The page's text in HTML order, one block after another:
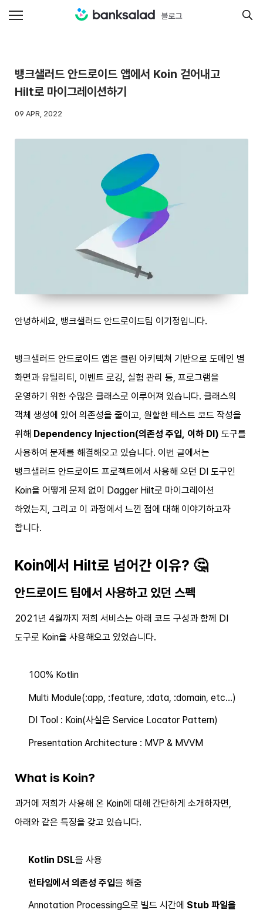
뱅크샐러드 안드로이드 앱에서 Koin 걷어내고
Hilt로 마이그레이션하기
09 APR, 2022
안녕하세요, 뱅크샐러드 안드로이드팀 이기정입니다.
뱅크샐러드 안드로이드 앱은 클린 아키텍쳐 기반으로 도메인 별
화면과 유틸리티, 이벤트 로깅, 실험 관리 등, 프로그램을
운영하기 위한 수많은 클래스로 이루어져 있습니다. 클래스의
객체 생성에 있어 의존성을 줄이고, 원할한 테스트 코드 작성을
위해 Dependency Injection(의존성 주입, 이하 DI) 도구를
사용하여 문제를 해결해오고 있습니다. 이번 글에서는
뱅크샐러드 안드로이드 프로젝트에서 사용해 오던 DI 도구인
Koin을 어떻게 문제 없이 Dagger Hilt로 마이그레이션
하였는지, 그리고 이 과정에서 느낀 점에 대해 이야기하고자
합니다.
Koin에서 Hilt로 넘어간 이유? 🤔
안드로이드 팀에서 사용하고 있던 스펙
2021년 4월까지 저희 서비스는 아래 코드 구성과 함께 DI
도구로 Koin을 사용해오고 있었습니다.
100% Kotlin
Multi Module(:app, :feature, :data, :domain, etc…)
DI Tool : Koin(사실은 Service Locator Pattern)
Presentation Architecture : MVP & MVVM
What is Koin?
과거에 저희가 사용해 온 Koin에 대해 간단하게 소개하자면,
아래와 같은 특징을 갖고 있습니다.
Kotlin DSL을 사용
런타임에서 의존성 주입을 해줌
Annotation Processing으로 빌드 시간에 Stub 파일을